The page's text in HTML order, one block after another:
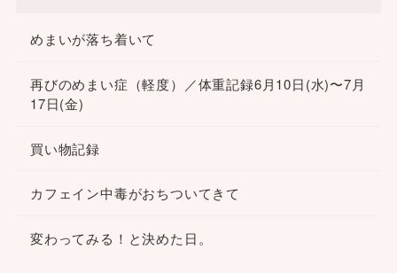
めまいが落ち着いて
再びのめまい症（軽度）／体重記録6月10日(水)〜7月
17日(金)
買い物記録
カフェイン中毒がおちついてきて
変わってみる！と決めた日。